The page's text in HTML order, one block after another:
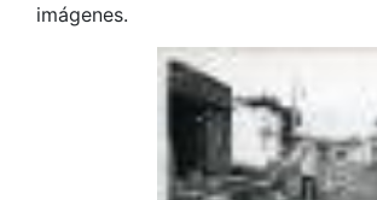
imágenes.